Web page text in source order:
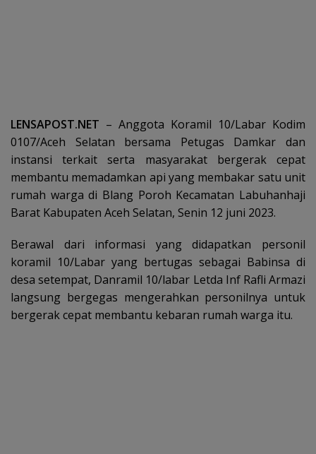
LENSAPOST.NET – Anggota Koramil 10/Labar Kodim
0107/Aceh Selatan bersama Petugas Damkar dan
instansi terkait serta masyarakat bergerak cepat
membantu memadamkan api yang membakar satu unit
rumah warga di Blang Poroh Kecamatan Labuhanhaji
Barat Kabupaten Aceh Selatan, Senin 12 juni 2023.
Berawal dari informasi yang didapatkan personil
koramil 10/Labar yang bertugas sebagai Babinsa di
desa setempat, Danramil 10/labar Letda Inf Rafli Armazi
langsung bergegas mengerahkan personilnya untuk
bergerak cepat membantu kebaran rumah warga itu.